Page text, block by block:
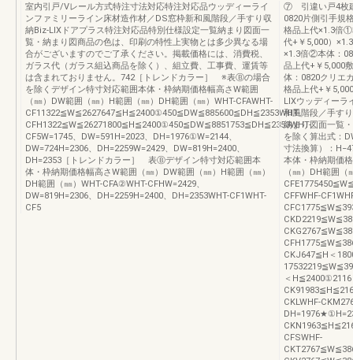
室内引戸/Vレール方式特注寸法対応特注対応品ウッディーライ
ンファミリーライン床材造作材／DS窓枠新和風階段／手すり収
納Biz-LIXドアプラス特注対応品特別仕様設定一覧納まり図面一
覧・納まり図商品の色は、印刷の特性上実物とは多少異なる場
合がございますのでご了承ください。掲載価格には、消費税、
ガラス代（ガラス組込商品を除く）、組立費、工事費、運賃等
は含まれておりません。742［トレンドカラー］ ※表Ⓑの場合
を除くデザイン特寸対応範囲本体・枠納期価格幅高さW範囲
（㎜）DW範囲（㎜）H範囲（㎜）DH範囲（㎜）WHT-CFAWHT-
CF11322≦W≦2627647≦H≦2400①450≦DW≦885600≦DH≦2353WHT-
CFH1322≦W≦26271800≦H≦2400①450≦DW≦8851753≦DH≦2353WHT-
CF5W=1745、DW=591H=2023、DH=1976①W=2144、
DW=724H=2306、DH=2259W=2429、DW=819H=2400、
DH=2353［トレンドカラー］ 表Ⓑデザイン特寸対応範囲本
体・枠納期価格幅高さW範囲（㎜）DW範囲（㎜）H範囲（㎜）
DH範囲（㎜）WHT-CFA②WHT-CFHW=2429、
DW=819H=2306、DH=2259H=2400、DH=2353WHT-CF1WHT-
CF5
⑦ 引違い戸4枚
0820片側引手規
格品上代×1.3倍①
代+￥5,000）
×1.3倍②本体：
品上代+￥5,000
体：0820クリエ
格品上代+￥
LIXウッディーラ
和風階段／手す
納まり図面一覧
を除く算出式：
寸法換算）：
本体・枠納期価
（㎜）DH範囲
CFFWHF-
CKJ647≦H＜
＜H≦2400①2116
CKLWHF-
CFSWHF-